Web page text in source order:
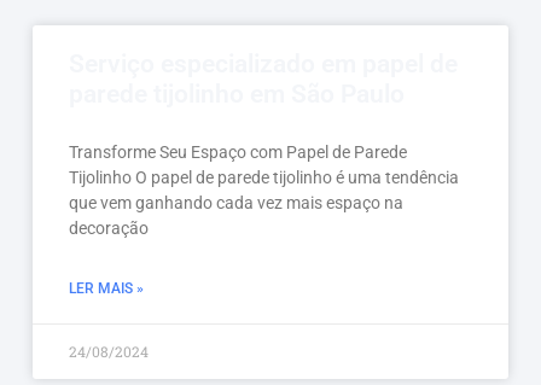
Transforme Seu Espaço com Papel de Parede
Tijolinho O papel de parede tijolinho é uma tendência
que vem ganhando cada vez mais espaço na
decoração
LER MAIS »
24/08/2024